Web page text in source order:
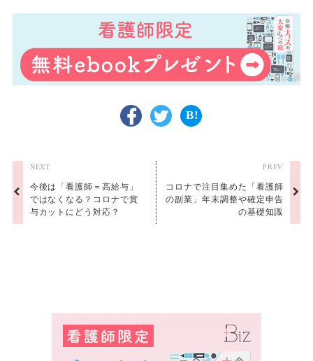
NEXT
今後は「看護師＝高給与」
ではなくなる？コロナで賞
与カットにどう対応？
PREV
コロナで注目集めた「看護師
の副業」年末調整や確定申告
の基礎知識